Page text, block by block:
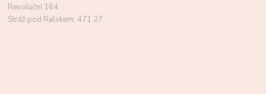
Revoluční 164
Stráž pod Ralskem, 471 27